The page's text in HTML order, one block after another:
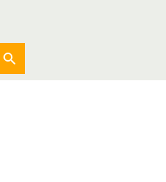
Aktuellen Standort verwenden